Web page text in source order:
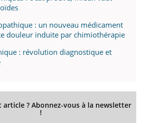
: un nouveau médicament
douleur induite par chimiothérapie
: révolution diagnostique et
article ? Abonnez-vous à la newsletter
!